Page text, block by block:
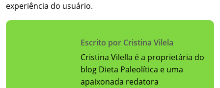
experiência do usuário.
Escrito por Cristina Vilela
Cristina Vilella é a proprietária do
blog Dieta Paleolítica e uma
apaixonada redatora